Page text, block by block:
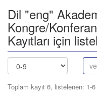
Dil "eng"
Kongre/
Kayıtları için
Toplam kayıt 6, listelenen: 1-6